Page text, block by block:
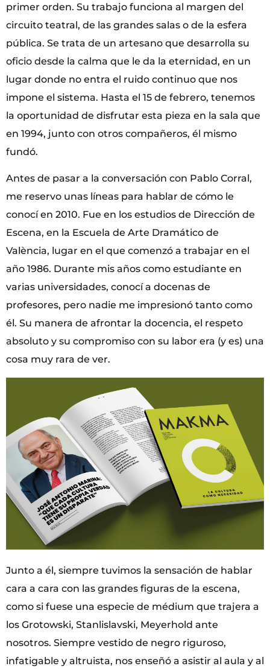
primer orden. Su trabajo funciona al margen del
circuito teatral, de las grandes salas o de la esfera
pública. Se trata de un artesano que desarrolla su
oficio desde la calma que le da la eternidad, en un
lugar donde no entra el ruido continuo que nos
impone el sistema. Hasta el 15 de febrero, tenemos
la oportunidad de disfrutar esta pieza en la sala que
en 1994, junto con otros compañeros, él mismo
fundó.
Antes de pasar a la conversación con Pablo Corral,
me reservo unas líneas para hablar de cómo le
conocí en 2010. Fue en los estudios de Dirección de
Escena, en la Escuela de Arte Dramático de
València, lugar en el que comenzó a trabajar en el
año 1986. Durante mis años como estudiante en
varias universidades, conocí a docenas de
profesores, pero nadie me impresionó tanto como
él. Su manera de afrontar la docencia, el respeto
absoluto y su compromiso con su labor era (y es) una
cosa muy rara de ver.
Junto a él, siempre tuvimos la sensación de hablar
cara a cara con las grandes figuras de la escena,
como si fuese una especie de médium que trajera a
los Grotowski, Stanlislavski, Meyerhold ante
nosotros. Siempre vestido de negro riguroso,
infatigable y altruista, nos enseñó a asistir al aula y al